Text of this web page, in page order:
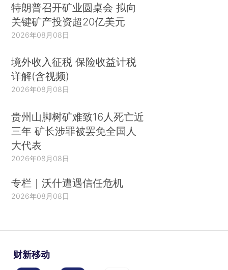
特朗普召开矿业圆桌会 拟向
关键矿产投资超20亿美元
2026年08月08日
境外收入征税 保险收益计税
详解(含视频)
2026年08月08日
贵州山脚树矿难致16人死亡近
三年 矿长涉罪被罢免全国人
大代表
2026年08月08日
专栏｜沃什遭遇信任危机
2026年08月08日
财新移动